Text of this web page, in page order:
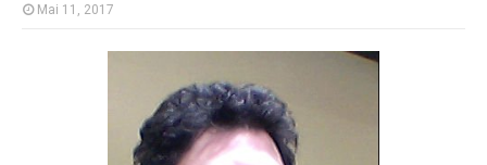
Mai 11, 2017